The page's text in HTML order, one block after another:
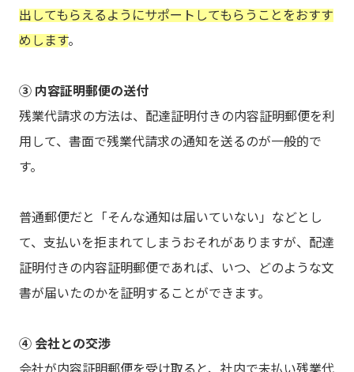
出してもらえるようにサポートしてもらうことをおすす
めします。
③ 内容証明郵便の送付
残業代請求の方法は、配達証明付きの内容証明郵便を利
用して、書面で残業代請求の通知を送るのが一般的で
す。
普通郵便だと「そんな通知は届いていない」などとし
て、支払いを拒まれてしまうおそれがありますが、配達
証明付きの内容証明郵便であれば、いつ、どのような文
書が届いたのかを証明することができます。
④ 会社との交渉